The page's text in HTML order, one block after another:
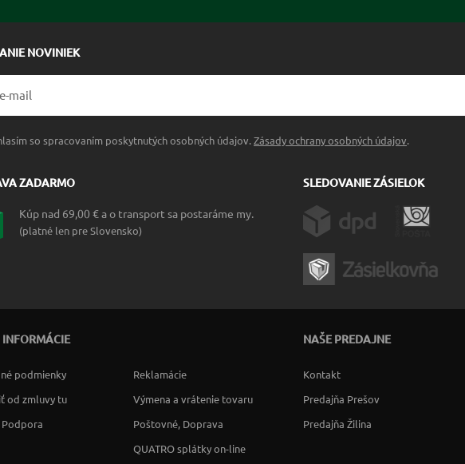
NOVINIEK
so spracovaním poskytnutých osobných údajov.Zásady ochrany osobných údajov.
ZADARMO
Kúp nad 69,00 € a o transport sa postaráme my.
(platné len pre Slovensko)
SLEDOVANIE ZÁSIELOK
INFORMÁCIE
podmienky
Reklamácie
od zmluvy tu
Výmena a vrátenie tovaru
Podpora
Poštovné, Doprava
QUATRO splátky on-line
NAŠE PREDAJNE
Kontakt
Predajňa Prešov
Predajňa Žilina